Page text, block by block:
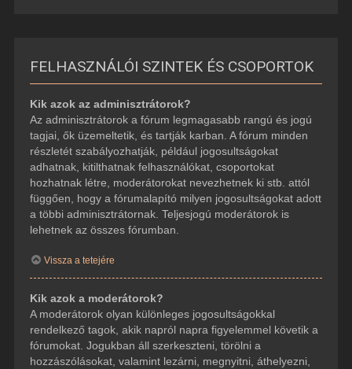
FELHASZNÁLÓI SZINTEK ÉS CSOPORTOK
Kik azok az adminisztrátorok?
Az adminisztrátorok a fórum legmagasabb rangú és jogú
tagjai, ők üzemeltetik, és tartják karban. A fórum minden
részletét szabályozhatják, például jogosultságokat
adhatnak, kitilthatnak felhasználókat, csoportokat
hozhatnak létre, moderátorokat nevezhetnek ki stb. attól
függően, hogy a fórumalapító milyen jogosultságokat adott
a többi adminisztrátornak. Teljesjogú moderátorok is
lehetnek az összes fórumban.
Vissza a tetejére
Kik azok a moderátorok?
A moderátorok olyan különleges jogosultságokkal
rendelkező tagok, akik napról napra figyelemmel követik a
fórumokat. Jogukban áll szerkeszteni, törölni a
hozzászólásokat, valamint lezárni, megnyitni, áthelyezni,